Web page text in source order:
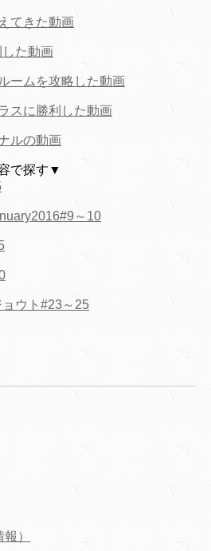
てきた動画
た動画
ームを攻略した動画
スに勝利した動画
ルの動画
で探す▼
～10
ウト#23～25
）